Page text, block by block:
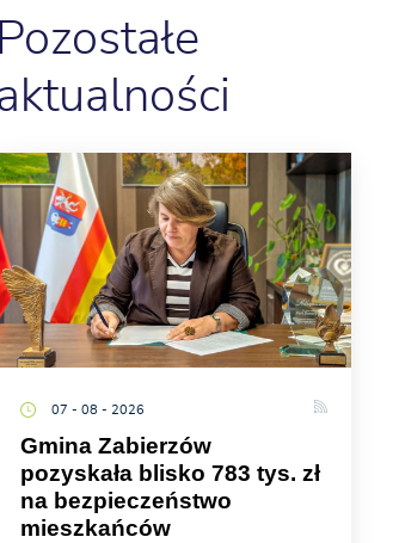
Pozostałe
07 - 08 - 2026
Gmina Zabierzów
pozyskała blisko 783 tys. zł
na bezpieczeństwo
mieszkańców